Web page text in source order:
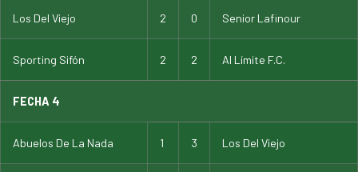
Los Del Viejo 2 0 Senior Lafinour
Sporting Sifón 2 2 Al Límite F.C.
FECHA 4
Abuelos De La Nada 1 3 Los Del Viejo